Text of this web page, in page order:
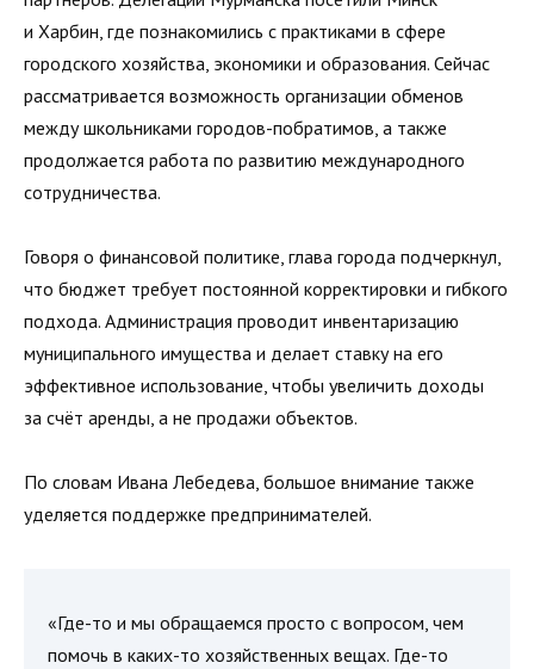
и Харбин, где познакомились с практиками в сфере
городского хозяйства, экономики и образования. Сейчас
рассматривается возможность организации обменов
между школьниками городов-побратимов, а также
продолжается работа по развитию международного
сотрудничества.
Говоря о финансовой политике, глава города подчеркнул,
что бюджет требует постоянной корректировки и гибкого
подхода. Администрация проводит инвентаризацию
муниципального имущества и делает ставку на его
эффективное использование, чтобы увеличить доходы
за счёт аренды, а не продажи объектов.
По словам Ивана Лебедева, большое внимание также
уделяется поддержке предпринимателей.
«Где-то и мы обращаемся просто с вопросом, чем
помочь в каких-то хозяйственных вещах. Где-то